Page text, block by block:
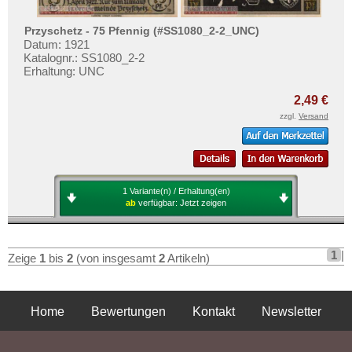
Orte mit W...
Orte mit X...
Orte mit Z...
Testbanknoten
Banknotenbriefe
Kataloge
Aufbewahrung
Informationen
Preislisten
Ankauf
FAQ
Przyschetz - 75 Pfennig (#SS1080_2-2_UNC)
Datum: 1921
Katalognr.: SS1080_2-2
Erhaltung: UNC
2,49 €
zzgl. Versand
1 Variante(n) / Erhaltung(en)
ab verfügbar: Jetzt zeigen
Zeige 1 bis 2 (von insgesamt 2Artikeln) 1 |
Home Bewertungen Kontakt
Newsletter